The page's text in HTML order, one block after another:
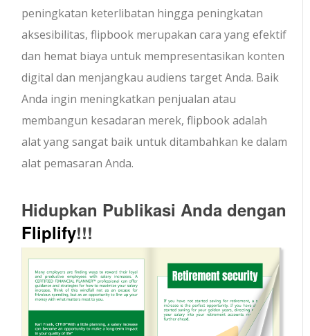
peningkatan keterlibatan hingga peningkatan
aksesibilitas, flipbook merupakan cara yang efektif
dan hemat biaya untuk mempresentasikan konten
digital dan menjangkau audiens target Anda. Baik
Anda ingin meningkatkan penjualan atau
membangun kesadaran merek, flipbook adalah
alat yang sangat baik untuk ditambahkan ke dalam
alat pemasaran Anda.
Hidupkan Publikasi Anda dengan
Fliplify!!!